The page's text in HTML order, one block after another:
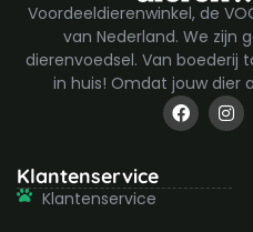
Voordeeldierenwinkel, de
van Nederland. We zijn
dierenvoedsel. Van boederij
in huis! Omdat jouw dier
F
a
c
o
I
n
s
g
Klantenservice
Klantenservice